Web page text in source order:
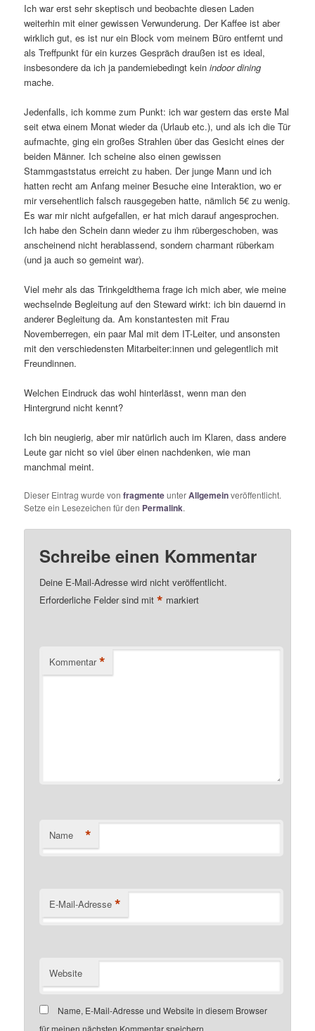
Ich war erst sehr skeptisch und beobachte diesen Laden
weiterhin mit einer gewissen Verwunderung. Der Kaffee ist aber
wirklich gut, es ist nur ein Block vom meinem Büro entfernt und
als Treffpunkt für ein kurzes Gespräch draußen ist es ideal,
insbesondere da ich ja pandemiebedingt keinindoor dining
mache.
Jedenfalls, ich komme zum Punkt: ich war gestern das erste Mal
seit etwa einem Monat wieder da (Urlaub etc.), und als ich die Tür
aufmachte, ging ein großes Strahlen über das Gesicht eines der
beiden Männer. Ich scheine also einen gewissen
Stammgaststatus erreicht zu haben. Der junge Mann und ich
hatten recht am Anfang meiner Besuche eine Interaktion, wo er
mir versehentlich falsch rausgegeben hatte, nämlich 5€ zu wenig.
Es war mir nicht aufgefallen, er hat mich darauf angesprochen.
Ich habe den Schein dann wieder zu ihm rübergeschoben, was
anscheinend nicht herablassend, sondern charmant rüberkam
(und ja auch so gemeint war).
Viel mehr als das Trinkgeldthema frage ich mich aber, wie meine
wechselnde Begleitung auf den Steward wirkt: ich bin dauernd in
anderer Begleitung da. Am konstantesten mit Frau
Novemberregen, ein paar Mal mit dem IT-Leiter, und ansonsten
mit den verschiedensten Mitarbeiter:innen und gelegentlich mit
Freundinnen.
Welchen Eindruck das wohl hinterlässt, wenn man den
Hintergrund nicht kennt?
Ich bin neugierig, aber mir natürlich auch im Klaren, dass andere
Leute gar nicht so viel über einen nachdenken, wie man
manchmal meint.
Dieser Eintrag wurde vonfragmenteunterAllgemeinveröffentlicht.
Setze ein Lesezeichen für den Permalink.
Schreibe einen Kommentar
Deine E-Mail-Adresse wird nicht veröffentlicht.
Erforderliche Felder sind mit* markiert
Kommentar *
Name *
E-Mail-Adresse *
Website
Name, E-Mail-Adresse und Website in diesem Browser
für meinen nächsten Kommentar speichern.